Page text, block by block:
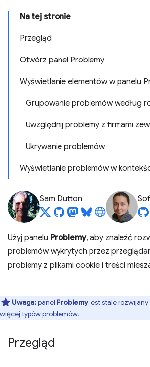
Na tej stronie
Przegląd
Otwórz panel Problemy
Wyświetlanie elementów w panelu
Grupowanie problemów według
Uwzględnij problemy z firmami
Ukrywanie problemów
Wyświetlanie problemów w
Sam Dutton
Użyj panelu Problemy, aby znaleźć
problemów wykrytych przez
problemy z plikami cookie i treści
Uwaga:panel Problemyjest stale rozwijany
więcej typów problemów.
Przegląd